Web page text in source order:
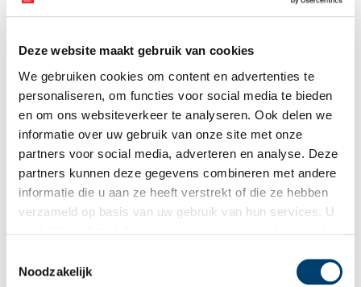
Deze website maakt gebruik van cookies
We gebruiken cookies om content en advertenties te
personaliseren, om functies voor social media te bieden
en om ons websiteverkeer te analyseren. Ook delen we
informatie over uw gebruik van onze site met onze
partners voor social media, adverteren en analyse. Deze
partners kunnen deze gegevens combineren met andere
informatie die u aan ze heeft verstrekt of die ze hebben
verzameld op basis van uw gebruik van hun services. U
Noodzakelijk
Huis van Hilde
Veertig jaar verzamelde Sjek Venhuis uit Santpoort-Noord
schotels, kommen en vuurklokken uit de zestiende en
zeventiende eeuw. Het is keramiek met een hoge museale
waarde, maar omdat ook Sjek niet het eeuwige leven heeft,
schonk hij een groot deel van zijn collectie aan archeologisch
museum Huis van Hilde in Castricum.